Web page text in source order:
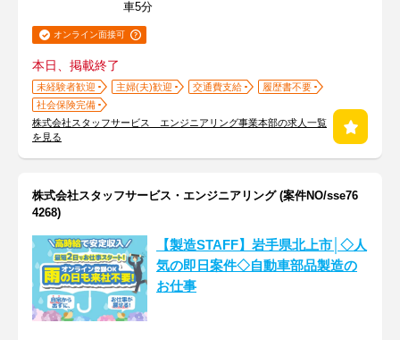
車5分
オンライン面接可
本日、掲載終了
未経験者歓迎 主婦(夫)歓迎 交通費支給
履歴書不要
社会保険完備
株式会社スタッフサービス エンジニアリング事業本部の求人一覧
を見る
株式会社スタッフサービス・エンジニアリング (案件NO/sse76
4268)
【製造STAFF】岩手県北上市│◇人
気の即日案件◇自動車部品製造の
お仕事